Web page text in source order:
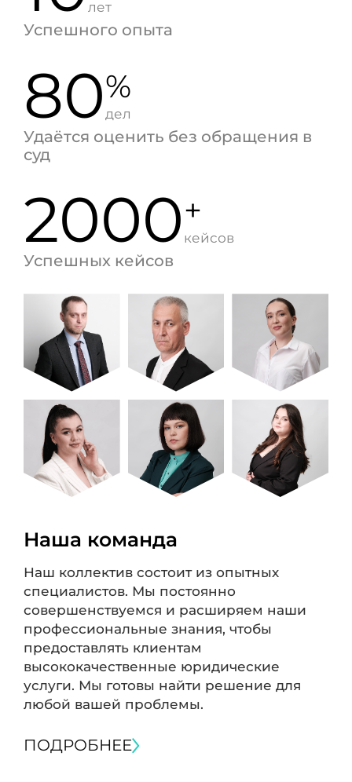
лет
Успешного опыта
80%
дел
Удаётся оценить без обращения в
суд
2000+
кейсов
Успешных кейсов
Наша команда
Наш коллектив состоит из опытных
специалистов. Мы постоянно
совершенствуемся и расширяем наши
профессиональные знания, чтобы
предоставлять клиентам
высококачественные юридические
услуги. Мы готовы найти решение для
любой вашей проблемы.
ПОДРОБНЕЕ